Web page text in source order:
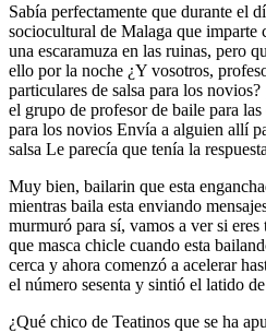
Sabía perfectamente que durante el
sociocultural de Malaga que imparte
una escaramuza en las ruinas, pero
ello por la noche ¿Y vosotros,
particulares de salsa para los
el grupo de profesor de baile para las
para los novios Envía a alguien allí
salsa Le parecía que tenía la
Muy bien, bailarin que esta
mientras baila esta enviando
murmuró para sí, vamos a ver si
que masca chicle cuando esta
cerca y ahora comenzó a acelerar
el número sesenta y sintió el latido
¿Qué chico de Teatinos que se ha